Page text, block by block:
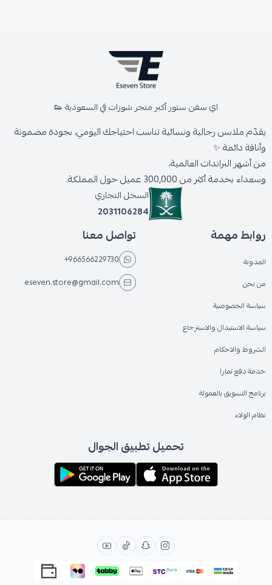
اي سفن ستور أكبر متجر شوزات في السعودية 👟
يقدّم ملابس رجالية ونسائية تناسب احتياجك اليومي، بجودة مضمونة
وأناقة دائمة ✨
من أشهر البراندات العالمية،
وسعداء بخدمة أكثر من 300,000 عميل حول المملكة.
السجل التجاري
2031106284
روابط مهمة
المدونة
من نحن
سياسة الخصوصية
سياسة الاستبدال والاسترجاع
الشروط والاحكام
خدمة دفع تمارا
برنامج التسويق بالعمولة
نظام الولاء
تواصل معنا
+966566229730
eseven.store@gmail.com
تحميل تطبيق الجوال